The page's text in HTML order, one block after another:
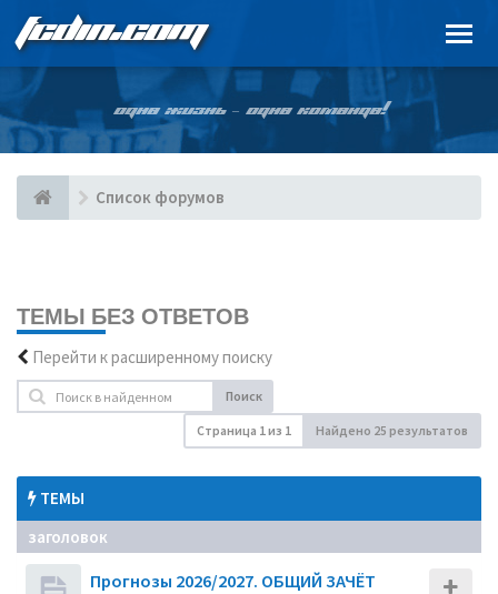
FCDIN.COM
ОДНА ЖИЗНЬ – ОДНА КОМАНДА!
Список форумов
ТЕМЫ БЕЗ ОТВЕТОВ
Перейти к расширенному поиску
Поиск
Страница 1из 1 Найдено 25 результатов
ТЕМЫ
заголовок
Прогнозы 2026/2027. ОБЩИЙ ЗАЧЁТ